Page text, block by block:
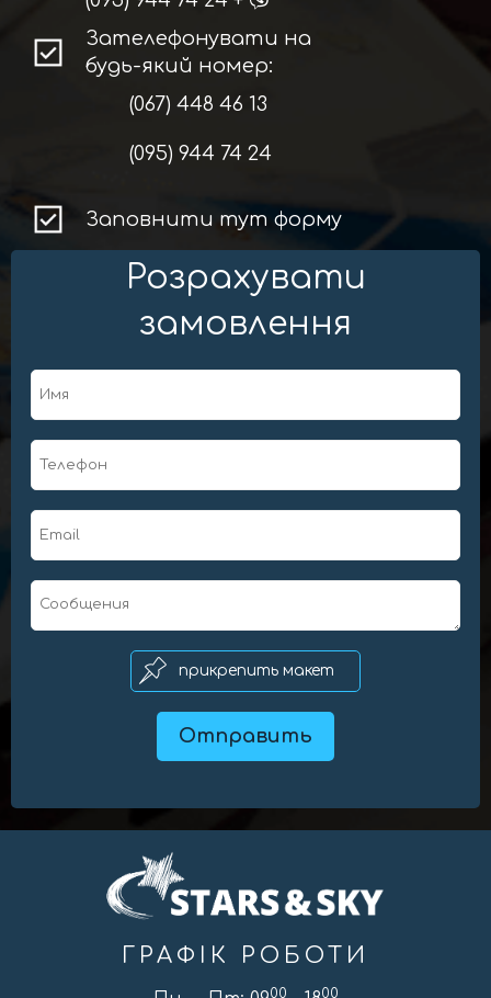
Зателефонувати на
будь-який номер:
(067) 448 46 13
(095) 944 74 24
Заповнити тут форму
Розрахувати
замовлення
ГРАФІК РОБОТИ
00 00